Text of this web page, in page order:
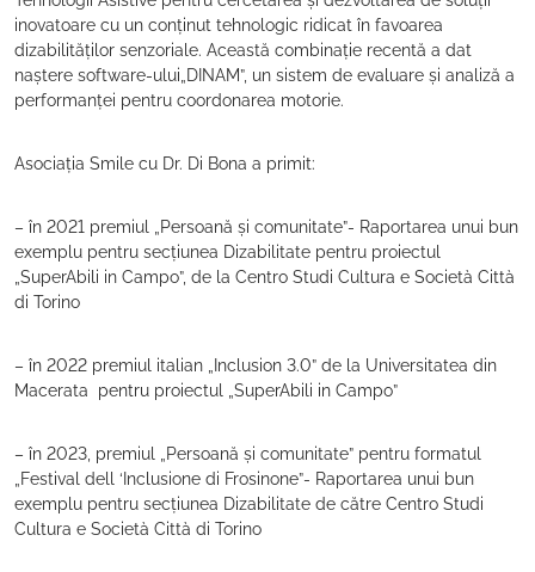
inovatoare cu un conținut tehnologic ridicat în favoarea
dizabilităților senzoriale. Această combinație recentă a dat
naștere software-ului„DINAM”, un sistem de evaluare și analiză a
performanței pentru coordonarea motorie.
Asociația Smile cu Dr. Di Bona a primit:
– în 2021 premiul „Persoană și comunitate”- Raportarea unui bun
exemplu pentru secțiunea Dizabilitate pentru proiectul
„SuperAbili in Campo”, de la Centro Studi Cultura e Società Città
di Torino
– în 2022 premiul italian „Inclusion 3.0” de la Universitatea din
Macerata pentru proiectul „SuperAbili in Campo”
– în 2023, premiul „Persoană și comunitate” pentru formatul
„Festival dell ‘Inclusione di Frosinone”- Raportarea unui bun
exemplu pentru secțiunea Dizabilitate de către Centro Studi
Cultura e Società Città di Torino